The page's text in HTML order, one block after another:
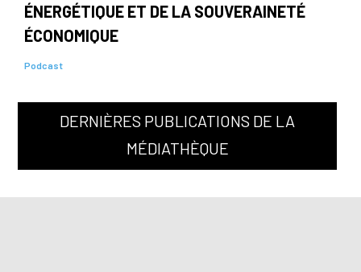
ÉNERGÉTIQUE ET DE LA SOUVERAINETÉ
ÉCONOMIQUE
Podcast
DERNIÈRES PUBLICATIONS DE LA
MÉDIATHÈQUE